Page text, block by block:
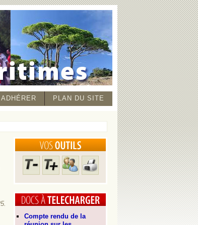
PLAN DU SITE
ADHÉRER
Compte rendu de la